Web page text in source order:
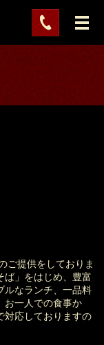
ご提供をしておりま
ば」をはじめ、豊富
ルなランチ、一品料
お一人での食事か
対応しておりますの